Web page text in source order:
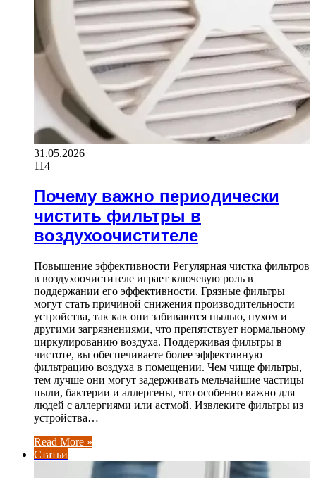
31.05.2026
114
Почему важно периодически
чистить фильтры в
воздухоочистителе
Повышение эффективности Регулярная чистка фильтров
в воздухоочистителе играет ключевую роль в
поддержании его эффективности. Грязные фильтры
могут стать причиной снижения производительности
устройства, так как они забиваются пылью, пухом и
другими загрязнениями, что препятствует нормальному
циркулированию воздуха. Поддерживая фильтры в
чистоте, вы обеспечиваете более эффективную
фильтрацию воздуха в помещении. Чем чище фильтры,
тем лучше они могут задерживать мельчайшие частицы
пыли, бактерии и аллергены, что особенно важно для
людей с аллергиями или астмой. Извлеките фильтры из
устройства…
Read More »
Статьи